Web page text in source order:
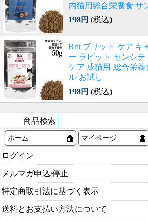
内猫用総合栄養食 サ
198円 (税込)
Brit ブリット ケア キ
ー ラビット センシテ
ケア 成猫用 総合栄
ル お試し
198円 (税込)
商品検索
ホーム マイページ
ログイン
メルマガ申込/停止
特定商取引法に基づく表示
送料とお支払い方法について